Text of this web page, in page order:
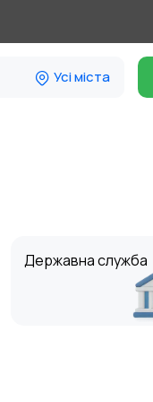
Усі міста
Державна служба